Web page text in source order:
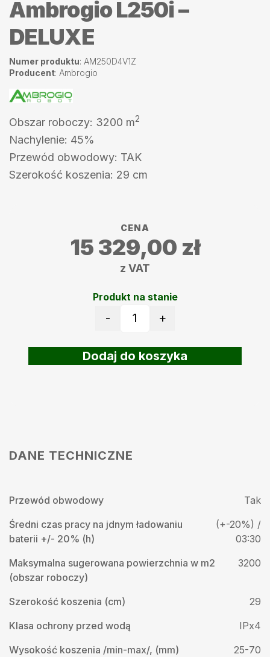
Ambrogio L250i –
DELUXE
Numer produktu: AM250D4V1Z
Producent: Ambrogio
Obszar roboczy: 3200 m2
Nachylenie: 45%
Przewód obwodowy: TAK
Szerokość koszenia: 29 cm
CENA
15 329,00 zł
z VAT
Produkt na stanie
ilość Robot koszący
- +
Dodaj do koszyka
DANE TECHNICZNE
Przewód obwodowy
Tak
Średni czas pracy na jdnym ładowaniu
baterii +/- 20% (h)
(+-20%) /
03:30
Maksymalna sugerowana powierzchnia w m2
(obszar roboczy)
3200
Szerokość koszenia (cm)
29
Klasa ochrony przed wodą
IPx4
Wysokość koszenia /min-max/, (mm)
25-70